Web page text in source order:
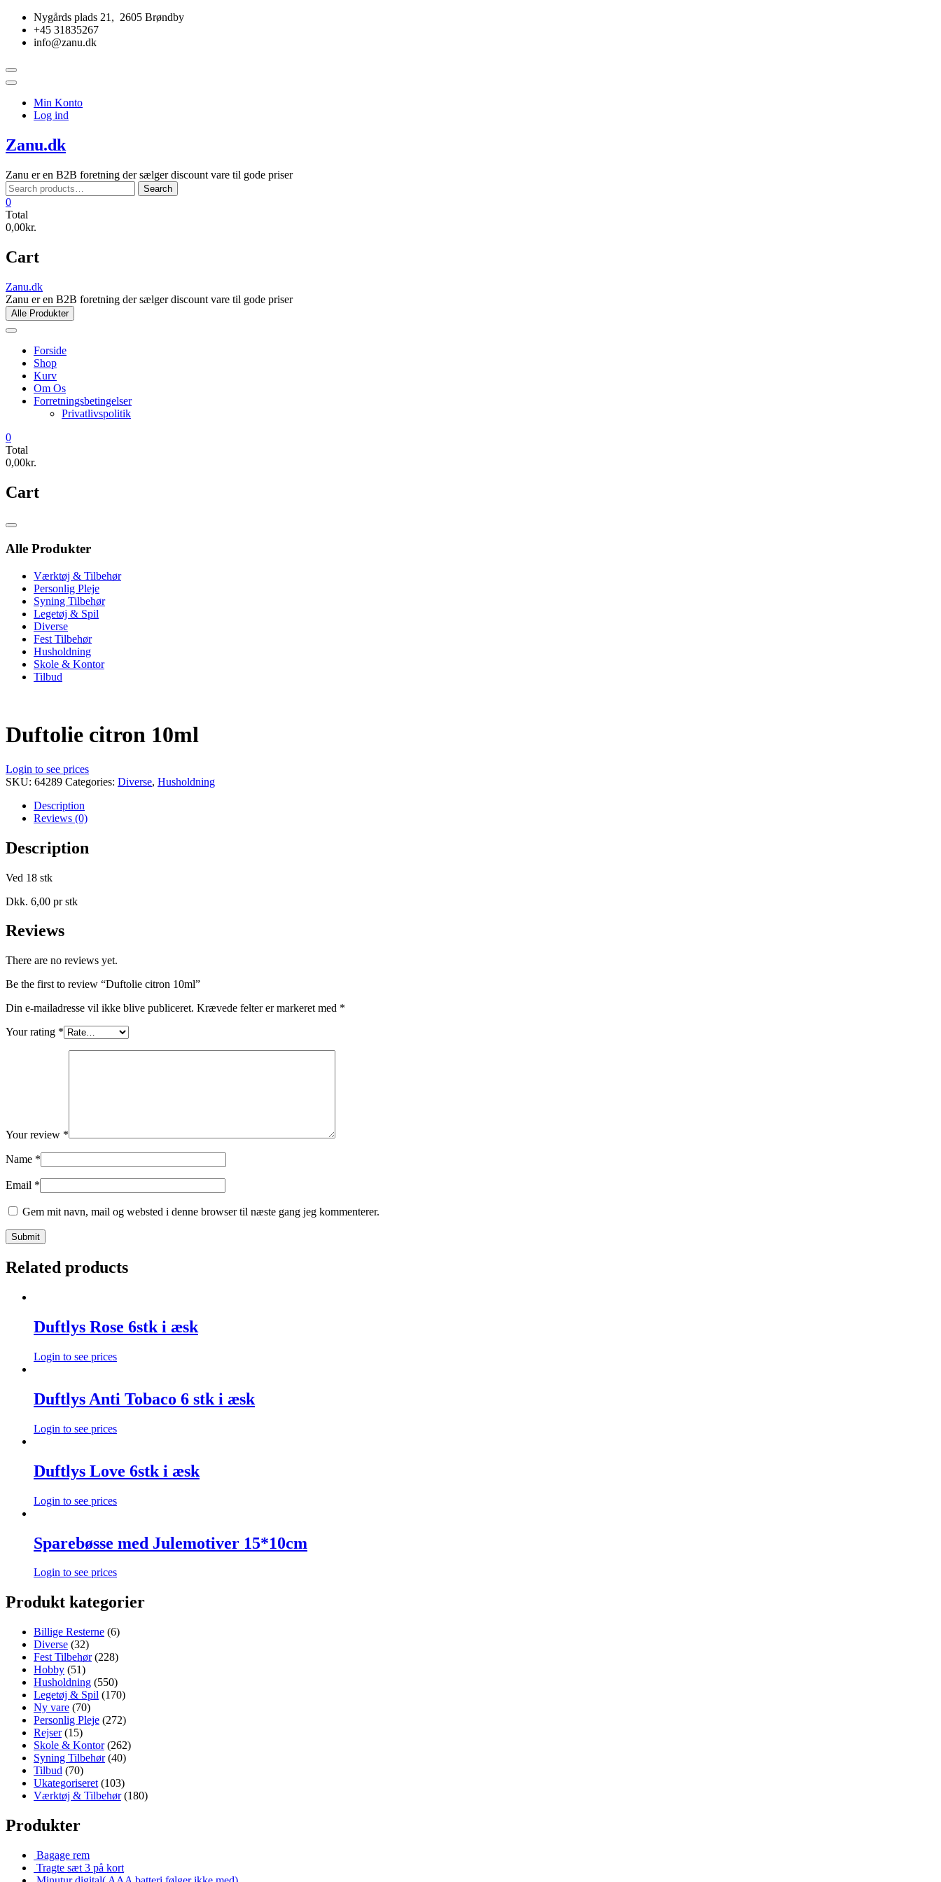
Skip
content
Nygårds plads 21, 2605 Brøndby
+45 31835267
info@zanu.dk
Topbar
Menu
Min Konto
Log ind
Zanu.dk
Zanu er en B2B foretning der sælger discount vare til gode priser
Search
for:
Search
0
Total
0,00kr.
Cart
Zanu.dk
Zanu er en B2B foretning der sælger discount vare til gode priser
Alle Produkter
Forside
Shop
Kurv
Om Os
Forretningsbetingelser
Privatlivspolitik
0
Total
0,00kr.
Cart
Catalog
Alle Produkter
Værktøj & Tilbehør
Personlig Pleje
Syning Tilbehør
Legetøj & Spil
Diverse
Fest Tilbehør
Husholdning
Skole & Kontor
Tilbud
Duftolie citron 10ml
Login to see prices
SKU: 64289 Categories: Diverse, Husholdning
Description
Reviews (0)
Description
Ved 18 stk
Dkk. 6,00 pr stk
Reviews
There are no reviews yet.
Be the first to review “Duftolie citron 10ml”
Din e-mailadresse vil ikke blive publiceret. Krævede felter er markeret med *
Your rating *
Your review *
Name *
Email *
Gem mit navn, mail og websted i denne browser til næste gang jeg kommenterer.
Related products
Duftlys Rose 6stk i æsk
Login to see prices
Duftlys Anti Tobaco 6 stk i æsk
Login to see prices
Duftlys Love 6stk i æsk
Login to see prices
Sparebøsse med Julemotiver 15*10cm
Login to see prices
Produkt kategorier
Billige Resterne (6)
Diverse (32)
Fest Tilbehør (228)
Hobby (51)
Husholdning (550)
Legetøj & Spil (170)
Ny vare (70)
Personlig Pleje (272)
Rejser (15)
Skole & Kontor (262)
Syning Tilbehør (40)
Tilbud (70)
Ukategoriseret (103)
Værktøj & Tilbehør (180)
Produkter
Bagage rem
Tragte sæt 3 på kort